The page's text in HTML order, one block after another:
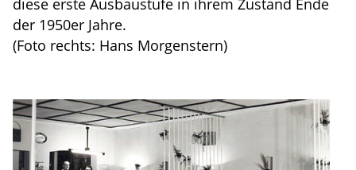
der 1950er Jahre.
(Foto rechts: Hans Morgenstern)